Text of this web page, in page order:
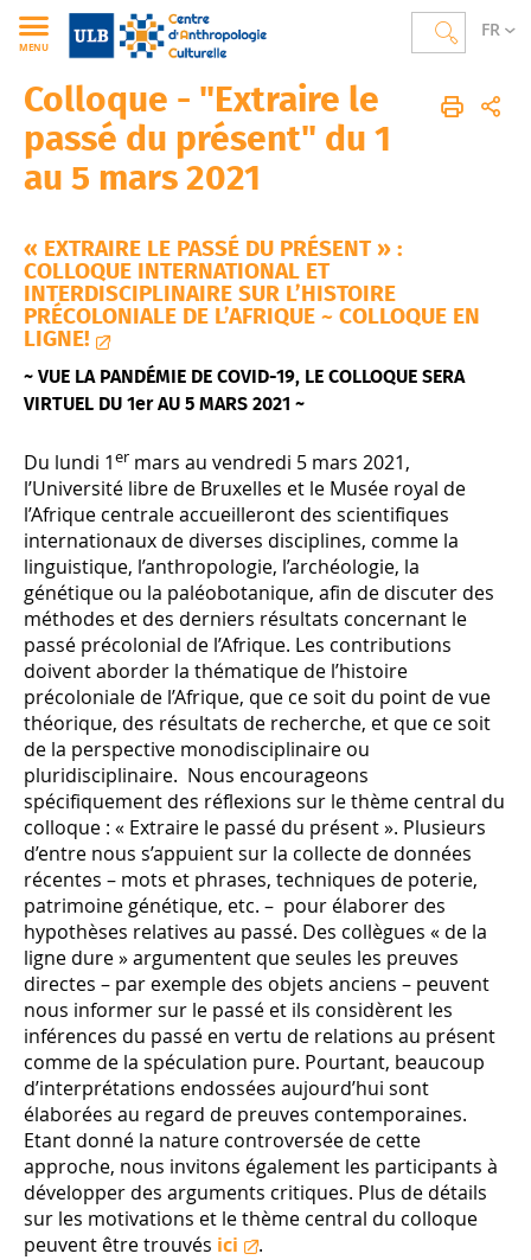
FR
MENU
CAC Actualités Événements
Colloque - "Extraire le
passé du présent" du 1
au 5 mars 2021
« EXTRAIRE LE PASSÉ DU PRÉSENT » :
COLLOQUE INTERNATIONAL ET
INTERDISCIPLINAIRE SUR L’HISTOIRE
PRÉCOLONIALE DE L’AFRIQUE ~ COLLOQUE EN
LIGNE!
~ VUE LA PANDÉMIE DE COVID-19, LE COLLOQUE SERA
VIRTUEL DU 1er AU 5 MARS 2021 ~
Du lundi 1er mars au vendredi 5 mars 2021,
l’Université libre de Bruxelles et le Musée royal de
l’Afrique centrale accueilleront des scientifiques
internationaux de diverses disciplines, comme la
linguistique, l’anthropologie, l’archéologie, la
génétique ou la paléobotanique, afin de discuter des
méthodes et des derniers résultats concernant le
passé précolonial de l’Afrique. Les contributions
doivent aborder la thématique de l’histoire
précoloniale de l’Afrique, que ce soit du point de vue
théorique, des résultats de recherche, et que ce soit
de la perspective monodisciplinaire ou
pluridisciplinaire. Nous encourageons
spécifiquement des réflexions sur le thème central du
colloque : « Extraire le passé du présent ». Plusieurs
d’entre nous s’appuient sur la collecte de données
récentes – mots et phrases, techniques de poterie,
patrimoine génétique, etc. – pour élaborer des
hypothèses relatives au passé. Des collègues « de la
ligne dure » argumentent que seules les preuves
directes – par exemple des objets anciens – peuvent
nous informer sur le passé et ils considèrent les
inférences du passé en vertu de relations au présent
comme de la spéculation pure. Pourtant, beaucoup
d’interprétations endossées aujourd’hui sont
élaborées au regard de preuves contemporaines.
Etant donné la nature controversée de cette
approche, nous invitons également les participants à
développer des arguments critiques. Plus de détails
sur les motivations et le thème central du colloque
peuvent être trouvés ici .